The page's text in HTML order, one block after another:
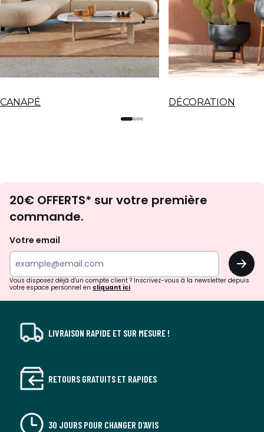
CANAPÉ DÉCORATION
d'inspirations
surprises?
20€ OFFERTS* sur votre première
commande.
Votre email
OK
Vous disposez déjà d'un compte client ? Inscrivez-vous à la newsletter depuis
votre espace personnel en cliquant ici
LIVRAISON RAPIDE ET SUR MESURE !
RETOURS GRATUITS ET RAPIDES
30 JOURS POUR CHANGER D'AVIS